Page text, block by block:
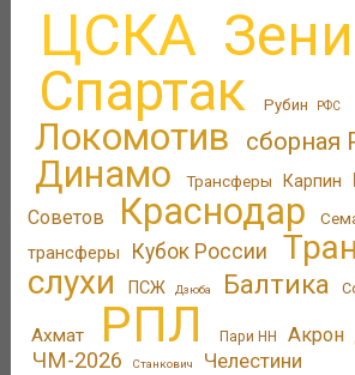
ЦСКА
Спартак Рубин РФС
Локомотив сборная
Динамо Трансферы Карпин
Советов
Краснодар
трансферы
Кубок России
слухи
ПСЖ Дзюба Балтика
Ахмат РПЛ Пари НН Акрон
ЧМ-2026 Станкович Челестини